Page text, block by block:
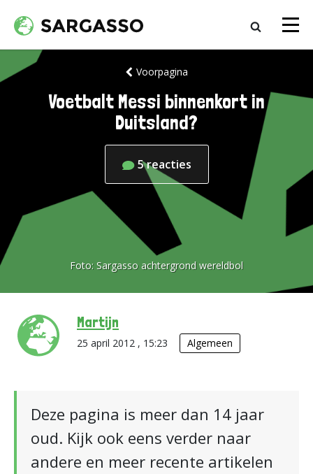
Voorpagina
Voetbalt Messi binnenkort in
Duitsland?
5reacties
Foto: Sargasso achtergrond wereldbol
Martijn
25 april 2012 , 15:23 Algemeen
Deze pagina is meer dan 14 jaar
oud. Kijk ook eens verder naar
andere en meer recente artikelen